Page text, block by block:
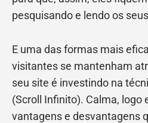
pesquisando e lendo os
E uma das formas mais
visitantes se mantenham
seu site é investindo na
(Scroll Infinito). Calma, logo
vantagens e desvantagens